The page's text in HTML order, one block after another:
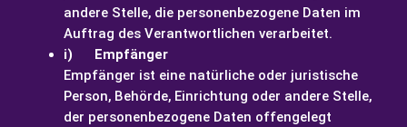
andere Stelle, die personenbezogene Daten im
Auftrag des Verantwortlichen verarbeitet.
i) Empfänger
Empfänger ist eine natürliche oder juristische
Person, Behörde, Einrichtung oder andere Stelle,
der personenbezogene Daten offengelegt